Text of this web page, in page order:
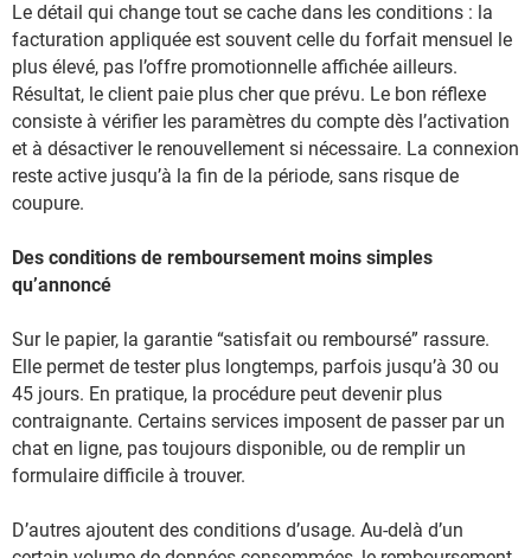
Le détail qui change tout se cache dans les conditions : la
facturation appliquée est souvent celle du forfait mensuel le
plus élevé, pas l’offre promotionnelle affichée ailleurs.
Résultat, le client paie plus cher que prévu. Le bon réflexe
consiste à vérifier les paramètres du compte dès l’activation
et à désactiver le renouvellement si nécessaire. La connexion
reste active jusqu’à la fin de la période, sans risque de
coupure.
Des conditions de remboursement moins simples
qu’annoncé
Sur le papier, la garantie “satisfait ou remboursé” rassure.
Elle permet de tester plus longtemps, parfois jusqu’à 30 ou
45 jours. En pratique, la procédure peut devenir plus
contraignante. Certains services imposent de passer par un
chat en ligne, pas toujours disponible, ou de remplir un
formulaire difficile à trouver.
D’autres ajoutent des conditions d’usage. Au-delà d’un